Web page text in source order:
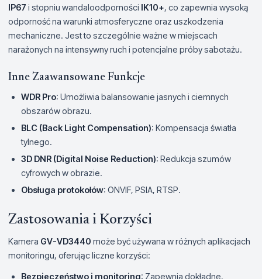
IP67 i stopniu wandaloodporności IK10+, co zapewnia wysoką
odporność na warunki atmosferyczne oraz uszkodzenia
mechaniczne. Jest to szczególnie ważne w miejscach
narażonych na intensywny ruch i potencjalne próby sabotażu.
Inne Zaawansowane Funkcje
WDR Pro: Umożliwia balansowanie jasnych i ciemnych
obszarów obrazu.
BLC (Back Light Compensation): Kompensacja światła
tylnego.
3D DNR (Digital Noise Reduction): Redukcja szumów
cyfrowych w obrazie.
Obsługa protokołów: ONVIF, PSIA, RTSP.
Zastosowania i Korzyści
Kamera GV-VD3440 może być używana w różnych aplikacjach
monitoringu, oferując liczne korzyści:
Bezpieczeństwo i monitoring: Zapewnia dokładne,